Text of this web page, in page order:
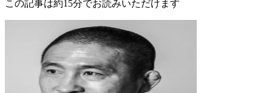
この記事は約15分でお読みいただけます